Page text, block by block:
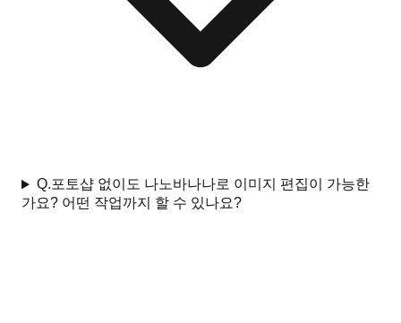
Q.포토샵 없이도 나노바나나로 이미지 편집이 가능한
가요? 어떤 작업까지 할 수 있나요?